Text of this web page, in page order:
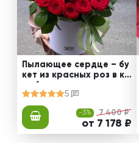
Пылающее сердце – бу
кет из красных роз в ко
робке
5
-3% 7 400 ₽
от 7 178 ₽